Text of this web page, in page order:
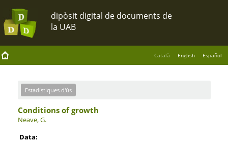
Català English Español
Estadístiques d'ús
Conditions of growth
Neave, G.
Data: